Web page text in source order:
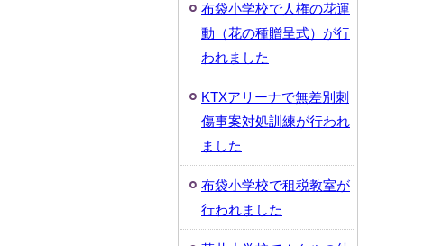
布袋小学校で人権の花運
動（花の種贈呈式）が行
われました
KTXアリーナで無差別刺
傷事案対処訓練が行われ
ました
布袋小学校で租税教室が
行われました